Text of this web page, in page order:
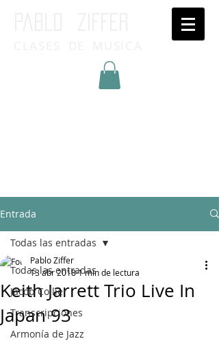
Entrada
Todas las entradas
Jacob Collier
Transcripciones
Armonía de Jazz
Todas las entradas
Keith Jarrett Trio Live In
Japan 93
Pablo Ziffer
13 abr 20181 min de lectura